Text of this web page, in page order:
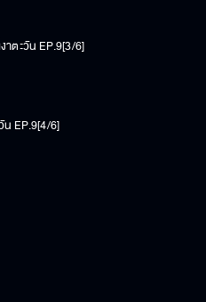
งาตะวัน EP.9[3/6]
น EP.9[4/6]